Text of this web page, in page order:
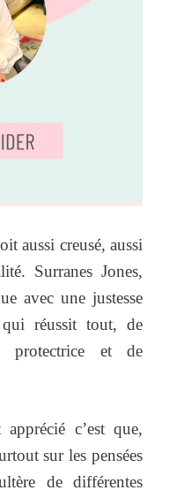
aussi creusé, aussi
Surranes Jones,
avec une justesse
réussit tout, de
protectrice et de
c’est que,
sur les pensées
de différentes